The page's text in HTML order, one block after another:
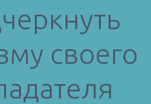
своего